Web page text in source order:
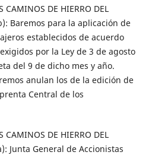
CAMINOS DE HIERRO DEL
Baremos para la aplicación de
establecidos de acuerdo
por la Ley de 3 de agosto
del 9 de dicho mes y año.
anulan los de la edición de
Central de los
CAMINOS DE HIERRO DEL
Junta General de Accionistas